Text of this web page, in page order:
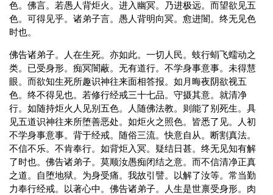
色。佛言。若愚人背炬火。进入幽冥。乃进极远。而望欲见五
色。可得见乎。诸弟子言。愚人背明向冥。愈进闇。终无见色
时也。
佛告诸弟子。人在生死。亦如此。一切人民。蚑行蜎飞蠕动之
类。已受身形。痴冥闇蔽。无有道行。不学身事意事。未得慧
眼。而欲知生死所趣识神往来面相答报。如月晦夜阴欲视五
色。终不得见也。若修行经戒三十七品。守摄其意。就清净
行。如随持炬火人见别五色。人随佛法教。则能了别死生。具
见五道识神往来所堕善恶处。如炬火之照色。皆悉了见。人初
不学身事意事。背于经戒。随俗三流。快意自从。断割真法。
不信不乐。不肯奉行。如背炬入冥。疑结日甚。终无见知有解
了时也。佛告诸弟子。莫顺汝愚痴闭结之意。而不信清净正真
之道。自堕地狱。为身受痛。我故引譬。以解了汝等。常当勤
力奉行经戒。以著心中。佛告诸弟子。人生是世禀受身形。肉